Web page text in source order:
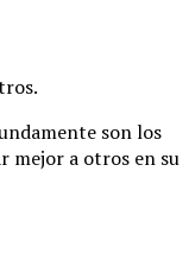
son los
mejor a otros en su